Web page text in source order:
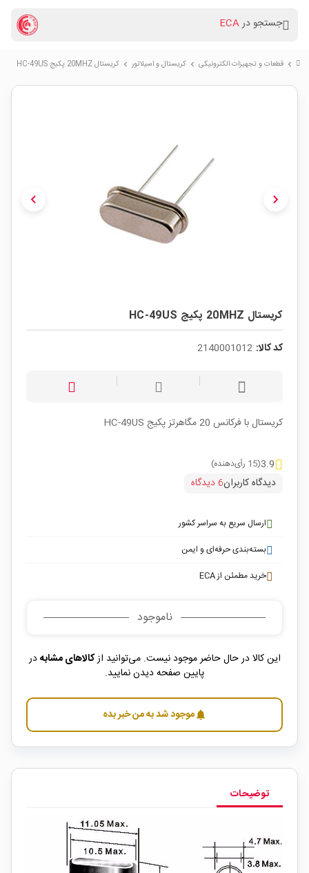
جستجو درECA
chevron_right قطعات و تجهیزات الکترونیکی chevron_right کریستال و اسیلاتور chevron_right کریستال 20MHZ پکیج HC-49US
chevron_left chevron_right
کریستال 20MHZ پکیج HC-49US
کد کالا: 2140001012
کریستال با فرکانس 20 مگاهرتز پکیج HC-49US
3.9(15 رأی‌دهنده)
دیدگاه کاربران6 دیدگاه
ارسال سریع به سراسر کشور
بسته‌بندی حرفه‌ای و ایمن
خرید مطمئن از ECA
ناموجود
این کالا در حال حاضر موجود نیست. می‌توانید ازکالاهای مشابهدر
پایین صفحه دیدن نمایید.
notificationsموجود شد به من خبر بده
توضیحات